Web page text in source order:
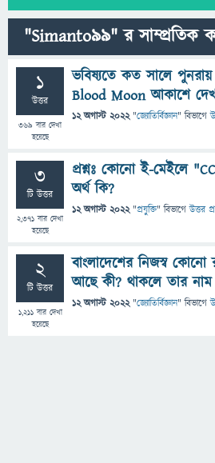
"Simanto99" র সাম্প্রতিক
1
উত্তর
369 বার দেখা
হয়েছে
ভবিষ্যতে কত সালে
Blood Moon আকাশে
12 অগাস্ট 2022 "জ্যোতির্বিজ্ঞান" বিভাগে
3
টি উত্তর
2,371 বার দেখা
হয়েছে
প্রশ্নঃ কোনো ই-মেইলে
অর্থ কি?
12 অগাস্ট 2022 "প্রযুক্তি" বিভাগে উত্তর
2
টি উত্তর
1,211বার দেখা
হয়েছে
বাংলাদেশের নিজস্ব কোনো
আছে কী? থাকলে তার নাম
12 অগাস্ট 2022 "জ্যোতির্বিজ্ঞান" বিভাগে